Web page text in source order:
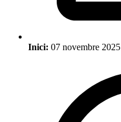
Inici: 07 novembre 2025